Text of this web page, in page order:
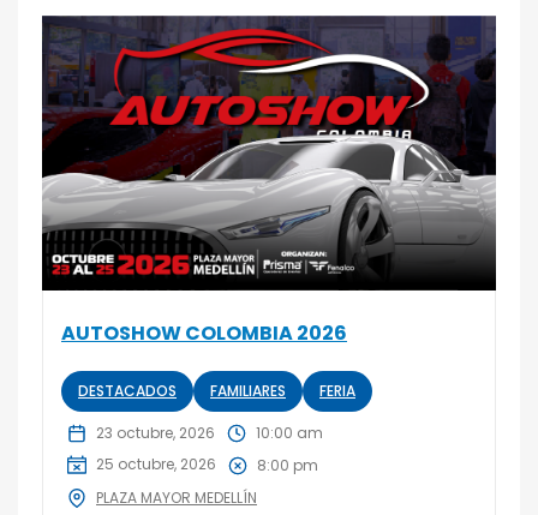
AUTOSHOW COLOMBIA 2026
DESTACADOS FAMILIARES FERIA
23 octubre, 2026
10:00 am
25 octubre, 2026
8:00 pm
PLAZA MAYOR MEDELLÍN